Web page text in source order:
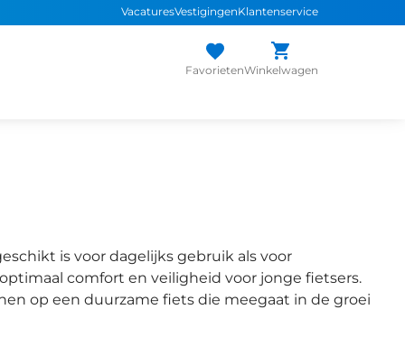
Uniek assortimentsterkemerken
VacaturesVestigingenKlantenservice
FavorietenWinkelwagen
is voor dagelijks gebruik als voor
comfort en veiligheid voor jonge fietsers.
op een duurzame fiets die meegaat in de groei